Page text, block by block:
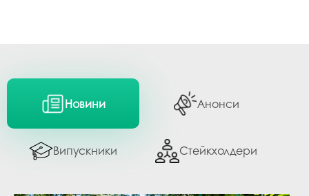
Новини Анонси
Випускники Стейкхолдери